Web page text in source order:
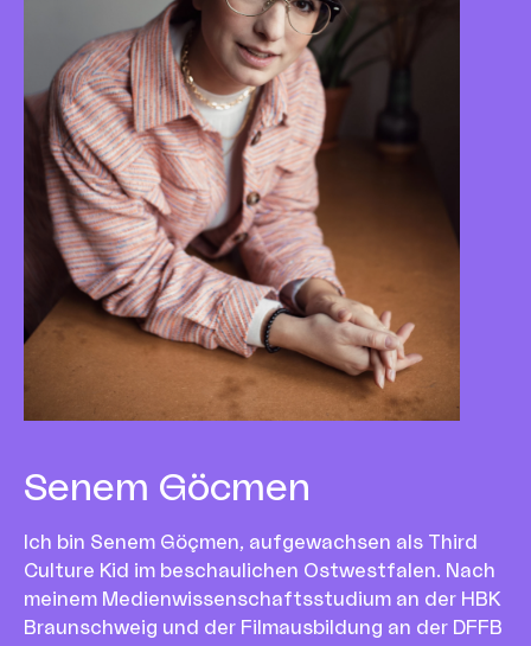
Senem Göcmen
Ich bin Senem Göçmen, aufgewachsen als Third
Culture Kid im beschaulichen Ostwestfalen. Nach
meinem Medienwissenschaftsstudium an der HBK
Braunschweig und der Filmausbildung an der DFFB